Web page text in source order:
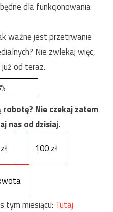
dla funkcjonowania
ważne jest przetrwanie
Nie zwlekaj więc,
od teraz.
robotę? Nie czekaj zatem
nas od dzisiaj.
100 zł
tym miesiącu: Tutaj